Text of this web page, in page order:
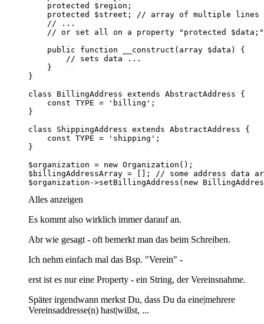
$organization->setBillingAddress(new
Alles anzeigen
Es kommt also wirklich immer darauf an.
Abr wie gesagt - oft bemerkt man das beim Schreiben.
Ich nehm einfach mal das Bsp. "Verein" -
erst ist es nur eine Property - ein String, der Vereinsnahme.
Später irgendwann merkst Du, dass Du da eine|mehrere
Vereinsaddresse(n) hast|willst, ...